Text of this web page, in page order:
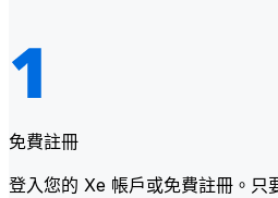
免費註冊
登入您的 Xe 帳戶或免費註冊。只